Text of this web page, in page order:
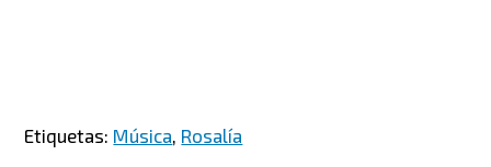
Etiquetas: Música Rosalía